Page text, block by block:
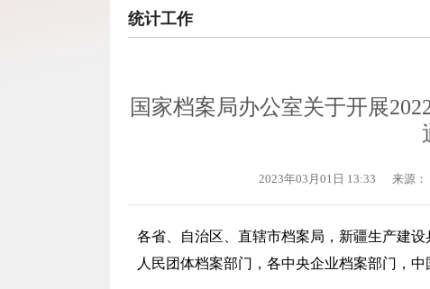
统计工作
国家档案局办公室关于开展
2023年03月01日 13:33 来源：
各省、自治区、直辖市档案局，新疆生产建
人民团体档案部门，各中央企业档案部门，中